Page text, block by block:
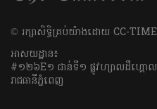
​© រក្សា​សិទ្ធិ​គ្រប់​យ៉ាង​ដោយ​ CC-
អាសយដ្ឋាន៖
#១២៦E១ ជាន់ទី១ ផ្លូវហ្សាលដឺហ្គោ
រាជធានីភ្នំពេញ